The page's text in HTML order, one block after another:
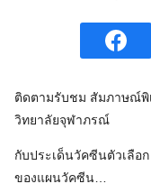
ติดตามรับชม สัมภาษณ์พิ
วิทยาลัยจุฬาภรณ์
กับประเด็นวัคซีนตัวเลือ
ของแผนวัคซีน…